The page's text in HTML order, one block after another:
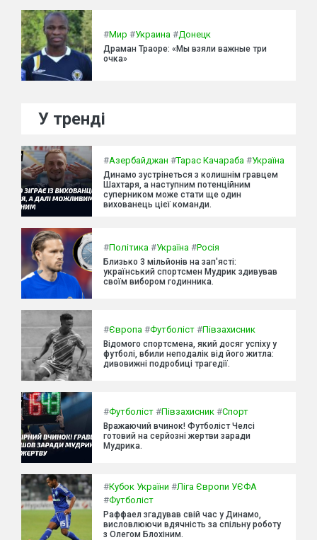
#Мир #Украина #Донецк
Драман Траоре: «Мы взяли важные три
очка»
У тренді
#Азербайджан #Тарас Качараба #Україна
Динамо зустрінеться з колишнім гравцем
Шахтаря, а наступним потенційним
суперником може стати ще один
вихованець цієї команди.
#Політика #Україна #Росія
Близько 3 мільйонів на зап'ясті:
український спортсмен Мудрик здивував
своїм вибором годинника.
#Європа #Футболіст #Півзахисник
Відомого спортсмена, який досяг успіху у
футболі, вбили неподалік від його житла:
дивовижні подробиці трагедії.
#Футболіст #Півзахисник #Спорт
Вражаючий вчинок! Футболіст Челсі
готовий на серйозні жертви заради
Мудрика.
#Кубок України #Ліга Європи УЄФА
#Футболіст
Раффаел згадував свій час у Динамо,
висловлюючи вдячність за спільну роботу
з Олегом Блохіним.